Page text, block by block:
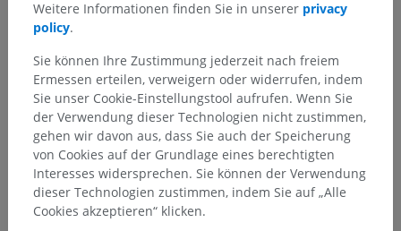
Sie haben einen Fehler gefunden?
Sie können gerne eine Berichtigung, Übersetzung oder
inhaltliche Verbesserung vorschlagen.
Ein Problem melden
HOLE SIE SICH DIE APP
Weitere Informationen finden Sie in unserer privacy
policy.
Sie können Ihre Zustimmung jederzeit nach freiem
Ermessen erteilen, verweigern oder widerrufen, indem
Sie unser Cookie-Einstellungstool aufrufen. Wenn Sie
der Verwendung dieser Technologien nicht zustimmen,
gehen wir davon aus, dass Sie auch der Speicherung
von Cookies auf der Grundlage eines berechtigten
Interesses widersprechen. Sie können der Verwendung
dieser Technologien zustimmen, indem Sie auf „Alle
Cookies akzeptieren“ klicken.